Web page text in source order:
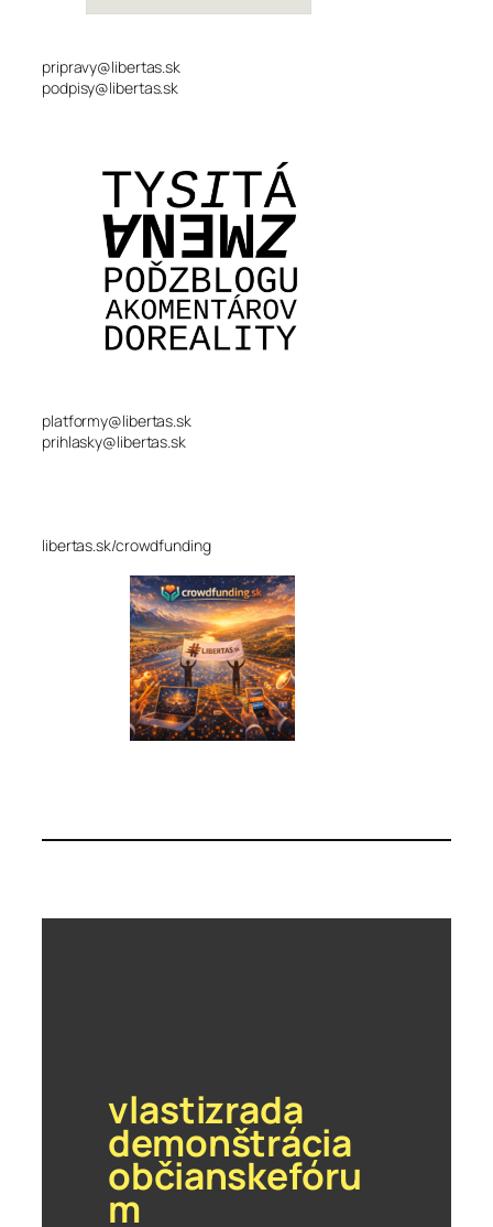
pripravy@libertas.sk
podpisy@libertas.sk
platformy@libertas.sk
prihlasky@libertas.sk
libertas.sk/crowdfunding
vlastizrada
demonštrácia
občianskefóru
m